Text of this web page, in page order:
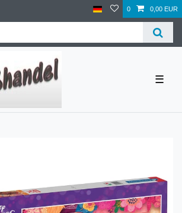
0 0,00 EUR
☰